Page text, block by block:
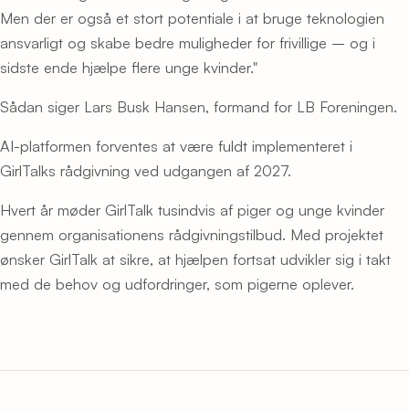
Men der er også et stort potentiale i at bruge teknologien
ansvarligt og skabe bedre muligheder for frivillige – og i
sidste ende hjælpe flere unge kvinder."
Sådan siger Lars Busk Hansen, formand for LB Foreningen.
AI-platformen forventes at være fuldt implementeret i
GirlTalks rådgivning ved udgangen af 2027.
Hvert år møder GirlTalk tusindvis af piger og unge kvinder
gennem organisationens rådgivningstilbud. Med projektet
ønsker GirlTalk at sikre, at hjælpen fortsat udvikler sig i takt
med de behov og udfordringer, som pigerne oplever.